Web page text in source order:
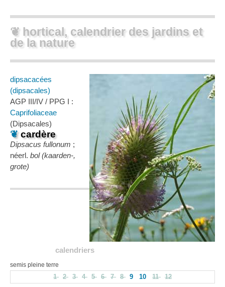
❦ hortical, calendrier des jardins et
de la nature
dipsacacées
(dipsacales)
AGP III/IV / PPG I :
Caprifoliaceae
(Dipsacales)
❦cardère
Dipsacus fullonum ;
néerl. bol (kaarden-,
grote)
calendriers
semis pleine terre
1 2 3 4 5 6 7 8 9 10 11 12